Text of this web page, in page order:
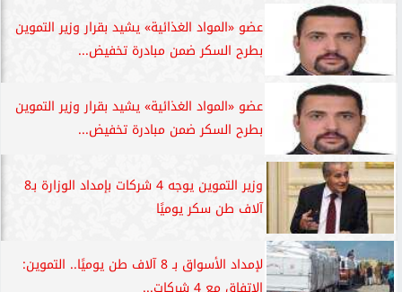
عضو «المواد الغذائية» يشيد بقرار وزير التموين
بطرح السكر ضمن مبادرة تخفيض...
عضو «المواد الغذائية» يشيد بقرار وزير التموين
بطرح السكر ضمن مبادرة تخفيض...
وزير التموين يوجه 4 شركات بإمداد الوزارة بـ8
آلاف طن سكر يوميًا
لإمداد الأسواق بـ 8 آلاف طن يوميًا.. التموين: